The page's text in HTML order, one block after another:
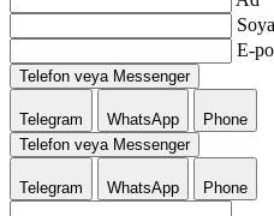
E-
Telefon veya Messenger
Telegram WhatsApp
Phone
Telefon veya Messenger
Telegram WhatsApp Phone